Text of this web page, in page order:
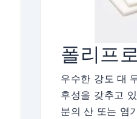
폴리프
우수한 강도 대
후성을 갖추고
분의 산 또는 염